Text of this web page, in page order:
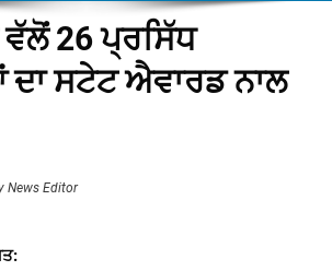
26 ਪ੍ਰਸਿੱਧ
ਦਾ ਸਟੇਟ ਐਵਾਰਡ ਨਾਲ
News Editor